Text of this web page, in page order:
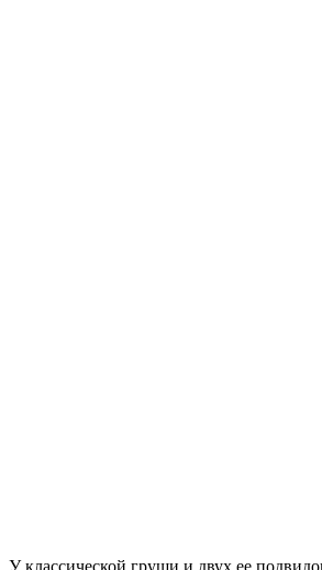
У классической груши и двух ее